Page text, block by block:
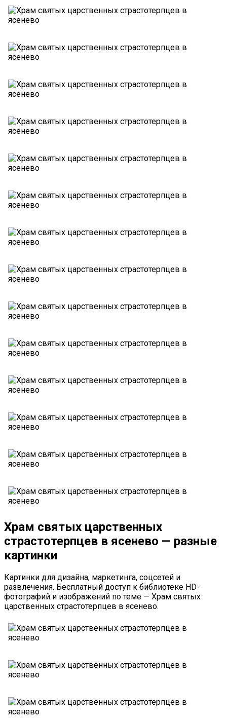
Храм святых царственных
страстотерпцев в ясенево — разные
картинки
Картинки для дизайна, маркетинга, соцсетей и
развлечения. Бесплатный доступ к библиотеке HD-
фотографий и изображений по теме — Храм святых
царственных страстотерпцев в ясенево.